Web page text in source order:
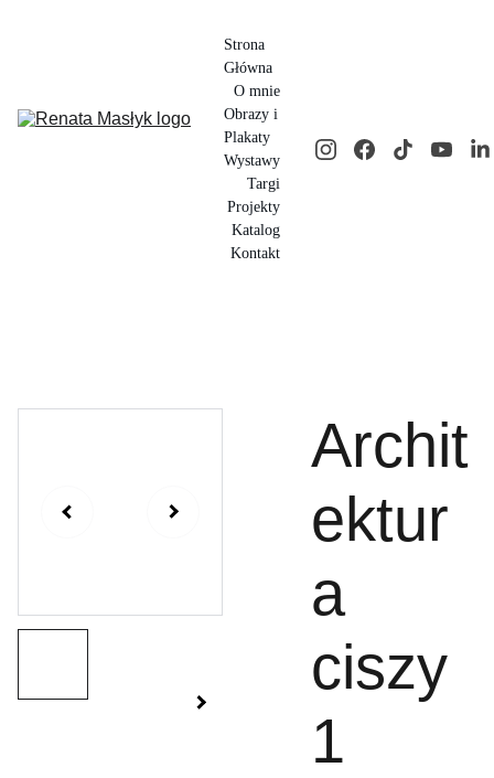
Strona
Główna
O mnie
Obrazy i
Plakaty
Wystawy
Targi
Projekty
Katalog
Kontakt
Archit
ektur
a
ciszy
1